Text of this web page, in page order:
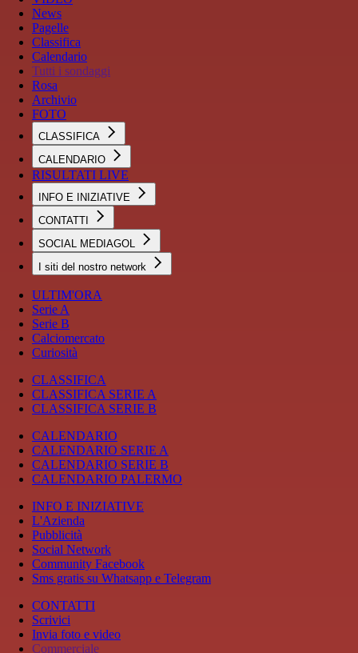
News
Pagelle
Classifica
Calendario
Tutti i sondaggi
Rosa
Archivio
FOTO
CLASSIFICA
CALENDARIO
RISULTATI LIVE
INFO E INIZIATIVE
CONTATTI
SOCIAL MEDIAGOL
I siti del nostro network
ULTIM'ORA
Serie A
Serie B
Calciomercato
Curiosità
CLASSIFICA
CLASSIFICA SERIE A
CLASSIFICA SERIE B
CALENDARIO
CALENDARIO SERIE A
CALENDARIO SERIE B
CALENDARIO PALERMO
INFO E INIZIATIVE
L'Azienda
Pubblicità
Social Network
Community Facebook
Sms gratis su Whatsapp e Telegram
CONTATTI
Scrivici
Invia foto e video
Commerciale